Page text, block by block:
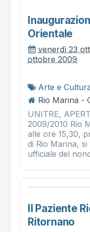
Orientale
venerdì 23
ottobre 2009
Arte e
Rio Marina -
UNITRE,
2009/2010 Rio
alle ore 15,30,
di Rio Marina,
ufficiale del
Il Paziente
Ritornano